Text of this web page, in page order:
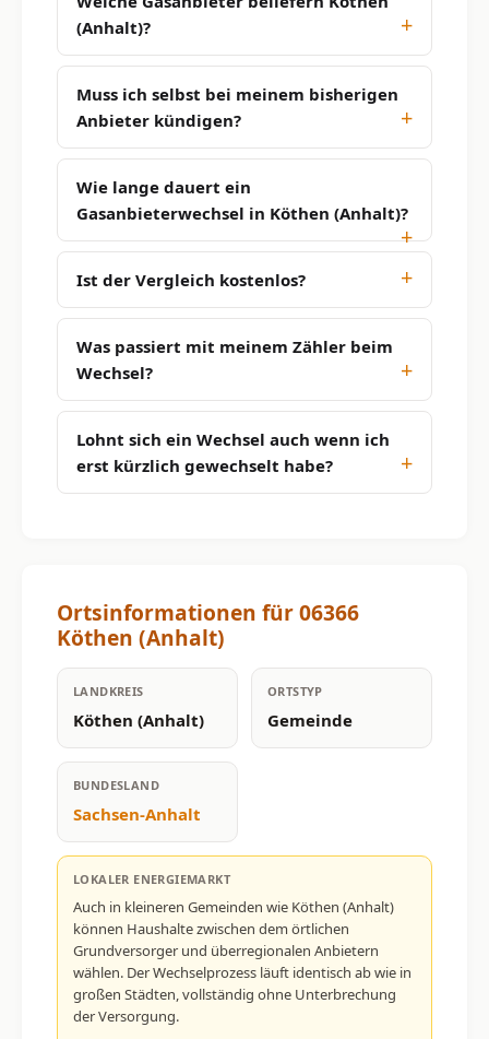
(Anhalt)?
Muss ich selbst bei meinem bisherigen
Anbieter kündigen?
Wie lange dauert ein
Gasanbieterwechsel in Köthen (Anhalt)?
Ist der Vergleich kostenlos?
Was passiert mit meinem Zähler beim
Wechsel?
Lohnt sich ein Wechsel auch wenn ich
erst kürzlich gewechselt habe?
Ortsinformationen für 06366
Köthen (Anhalt)
LANDKREIS
Köthen (Anhalt)
ORTSTYP
Gemeinde
BUNDESLAND
Sachsen-Anhalt
LOKALER ENERGIEMARKT
Auch in kleineren Gemeinden wie Köthen (Anhalt)
können Haushalte zwischen dem örtlichen
Grundversorger und überregionalen Anbietern
wählen. Der Wechselprozess läuft identisch ab wie in
großen Städten, vollständig ohne Unterbrechung
der Versorgung.